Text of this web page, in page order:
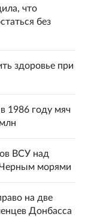
что
без
здоровье при
1986 году мяч
ВСУ над
морями
на две
Донбасса